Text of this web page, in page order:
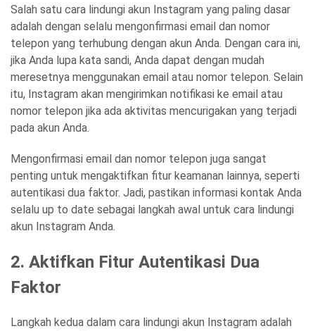
Salah satu cara lindungi akun Instagram yang paling dasar
adalah dengan selalu mengonfirmasi email dan nomor
telepon yang terhubung dengan akun Anda. Dengan cara ini,
jika Anda lupa kata sandi, Anda dapat dengan mudah
meresetnya menggunakan email atau nomor telepon. Selain
itu, Instagram akan mengirimkan notifikasi ke email atau
nomor telepon jika ada aktivitas mencurigakan yang terjadi
pada akun Anda.
Mengonfirmasi email dan nomor telepon juga sangat
penting untuk mengaktifkan fitur keamanan lainnya, seperti
autentikasi dua faktor. Jadi, pastikan informasi kontak Anda
selalu up to date sebagai langkah awal untuk cara lindungi
akun Instagram Anda.
2. Aktifkan Fitur Autentikasi Dua
Faktor
Langkah kedua dalam cara lindungi akun Instagram adalah